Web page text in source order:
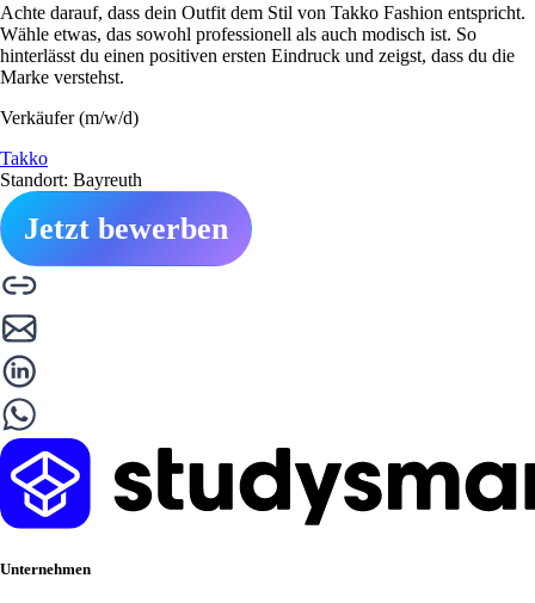
Achte darauf, dass dein Outfit dem Stil von Takko Fashion entspricht.
Wähle etwas, das sowohl professionell als auch modisch ist. So
hinterlässt du einen positiven ersten Eindruck und zeigst, dass du die
Marke verstehst.
Verkäufer (m/w/d)
Takko
Standort: Bayreuth
Jetzt bewerben
Unternehmen